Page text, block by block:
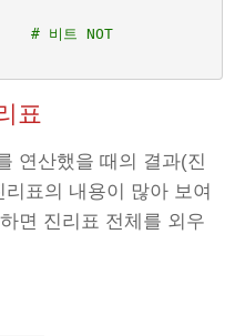
# 비트 NOT
표
연산했을 때의 결과(진
표의 내용이 많아 보여
면 진리표 전체를 외우